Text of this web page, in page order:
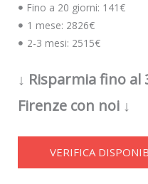
Fino a 20 giorni: 141€
1 mese: 2826€
2-3 mesi: 2515€
↓ Risparmia fino al
Firenze con noi ↓
VERIFICA